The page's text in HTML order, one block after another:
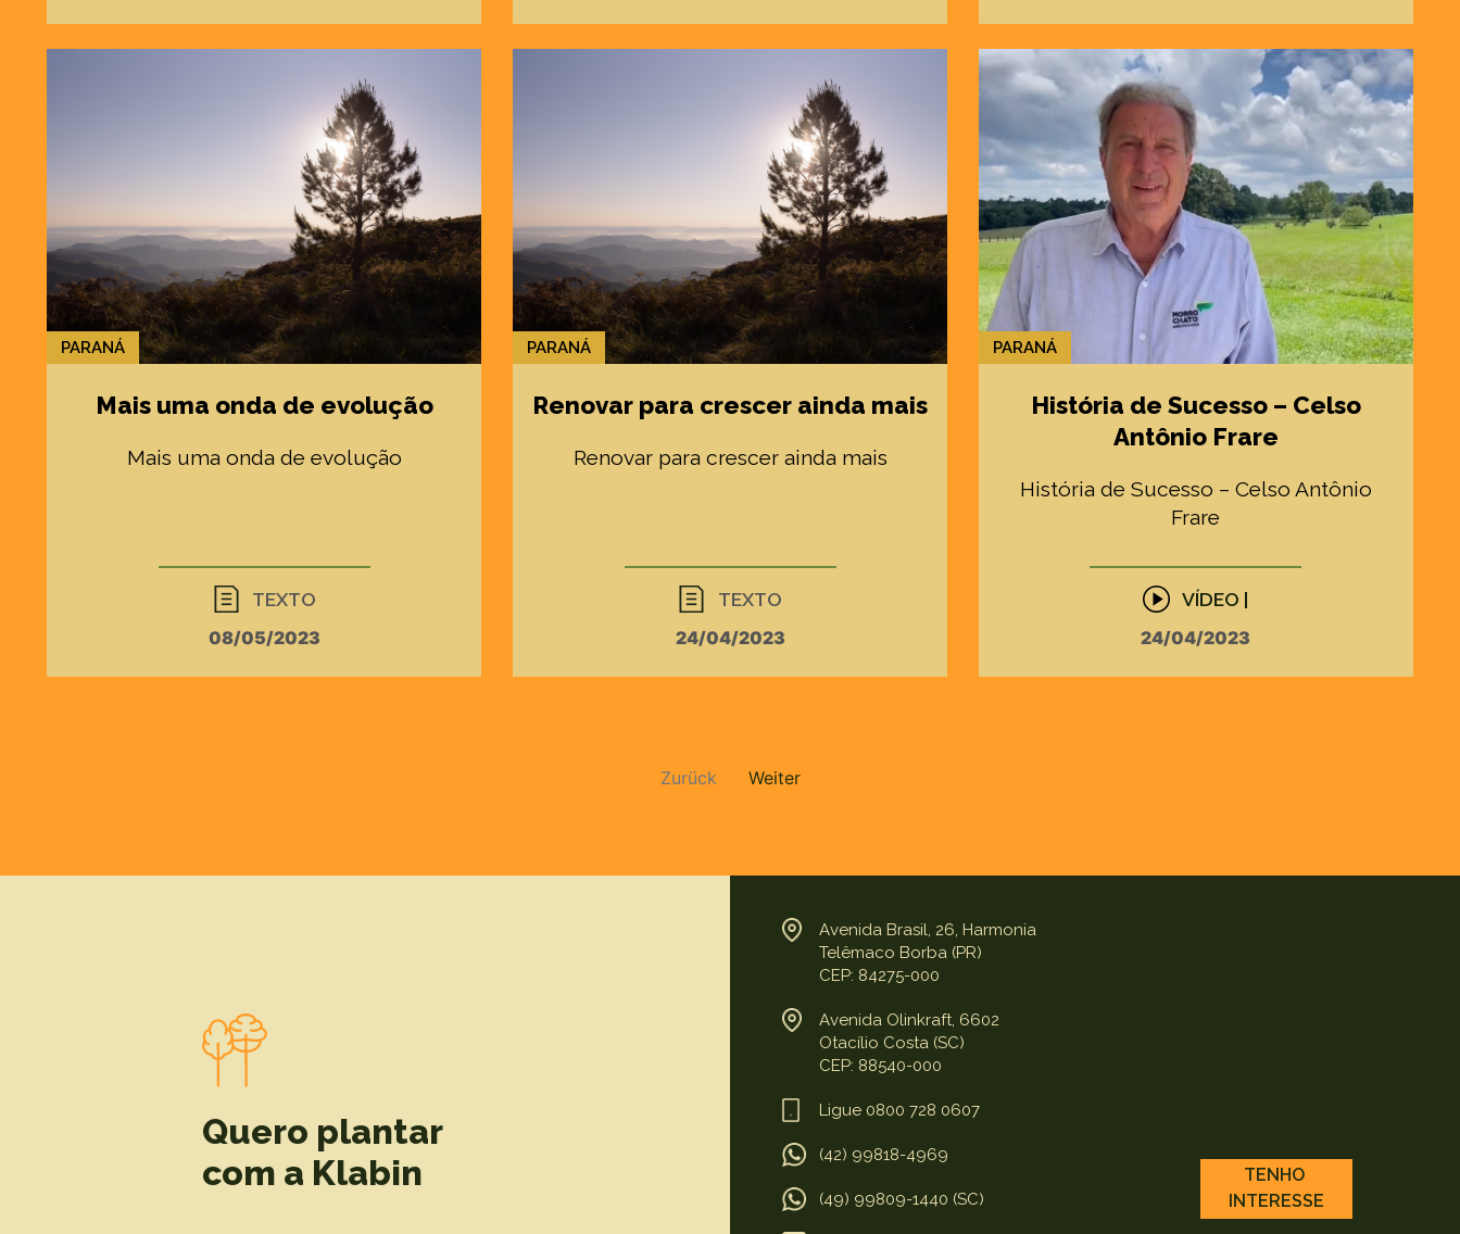
PARANÁ
Mais uma onda de evolução
Mais uma onda de evolução
TEXTO
08/05/2023
PARANÁ
Renovar para crescer ainda mais
Renovar para crescer ainda mais
TEXTO
24/04/2023
PARANÁ
História de Sucesso – Celso
Antônio Frare
História de Sucesso – Celso Antônio
Frare
VÍDEO |
24/04/2023
Zurück Weiter
Quero plantar
com a Klabin
Avenida Brasil, 26, Harmonia
Telêmaco Borba (PR)
CEP: 84275-000
Avenida Olinkraft, 6602
Otacílio Costa (SC)
CEP: 88540-000
Ligue 0800 728 0607
(42) 99818-4969
(49) 99809-1440 (SC)
TENHO
INTERESSE